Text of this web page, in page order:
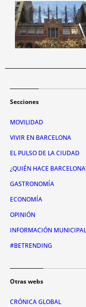
Secciones
MOVILIDAD
VIVIR EN BARCELONA
EL PULSO DE LA CIUDAD
¿QUIÉN HACE
GASTRONOMÍA
ECONOMÍA
OPINIÓN
INFORMACIÓN MUNICIPAL
#BETRENDING
Otras webs
CRÓNICA GLOBAL